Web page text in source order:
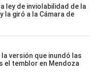
ley de inviolabilidad de la
la giró a la Cámara de
versión que inundó las
el temblor en Mendoza